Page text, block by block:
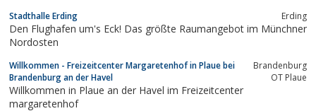
Stadthalle Erding Erding
Den Flughafen um's Eck! Das größte Raumangebot im Münchner
Nordosten
Willkommen - Freizeitcenter Margaretenhof in Plaue bei
Brandenburg an der Havel
Brandenburg
OT Plaue
Willkommen in Plaue an der Havel im Freizeitcenter
margaretenhof